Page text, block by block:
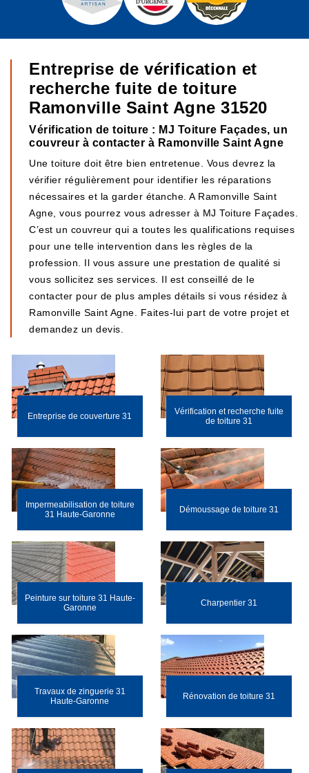
Entreprise de vérification et
recherche fuite de toiture
Ramonville Saint Agne 31520
Vérification de toiture : MJ Toiture Façades, un
couvreur à contacter à Ramonville Saint Agne
Une toiture doit être bien entretenue. Vous devrez la
vérifier régulièrement pour identifier les réparations
nécessaires et la garder étanche. A Ramonville Saint
Agne, vous pourrez vous adresser à MJ Toiture Façades.
C’est un couvreur qui a toutes les qualifications requises
pour une telle intervention dans les règles de la
profession. Il vous assure une prestation de qualité si
vous sollicitez ses services. Il est conseillé de le
contacter pour de plus amples détails si vous résidez à
Ramonville Saint Agne. Faites-lui part de votre projet et
demandez un devis.
Entreprise de couverture 31
Vérification et recherche fuite
de toiture 31
Impermeabilisation de toiture
31 Haute-Garonne
Démoussage de toiture 31
Peinture sur toiture 31 Haute-
Garonne
Charpentier 31
Travaux de zinguerie 31
Haute-Garonne
Rénovation de toiture 31